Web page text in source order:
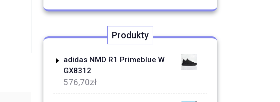
Produkty
adidas NMD R1 Primeblue W
GX8312
576,70zł